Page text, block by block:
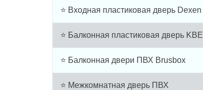
⭐ Входная пластиковая дверь Dexen
⭐ Балконная пластиковая дверь KBE
⭐ Балконная двери ПВХ Brusbox
⭐ Межкомнатная дверь ПВХ